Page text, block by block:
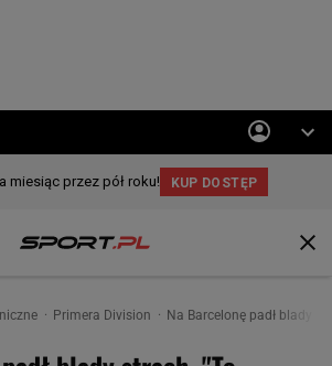
Primera Division Na Barcelonę padł blady